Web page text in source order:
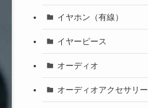
イヤホン（有線）
イヤーピース
オーディオ
オーディオアクセサリー